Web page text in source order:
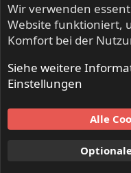
NO SLEEP TILL LIVE -
Wir verwenden
Website funktioniert,
Komfort bei der
Siehe weitere
Einstellungen
Alle